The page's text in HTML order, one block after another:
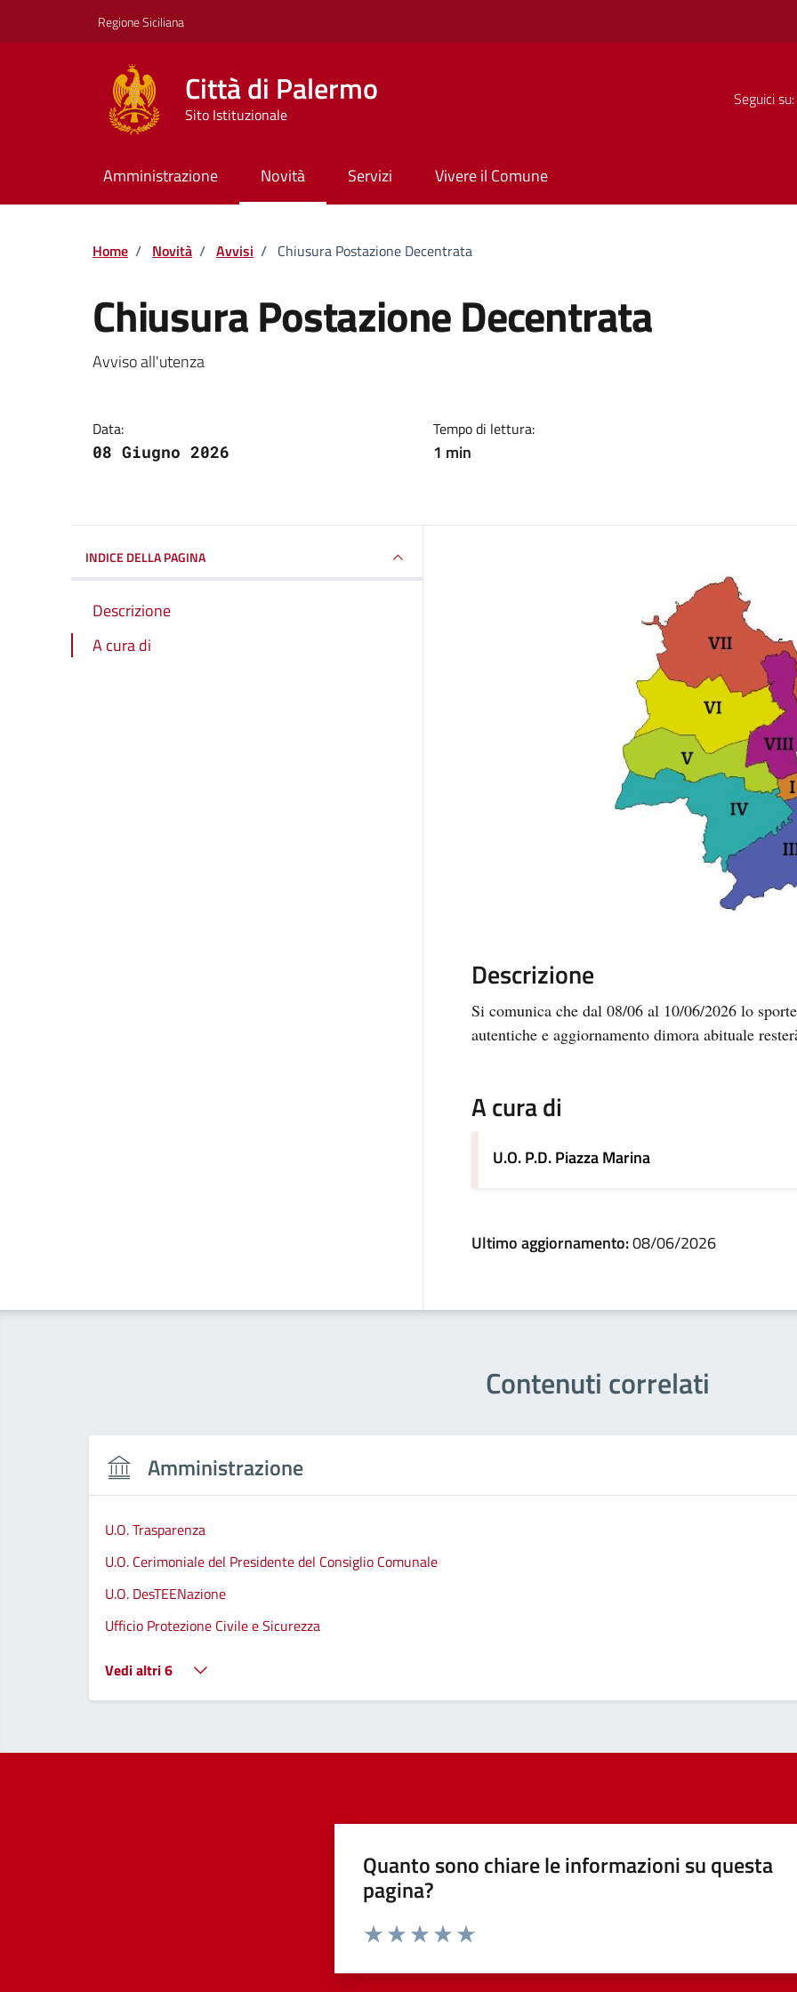
Regione Siciliana
Città di Palermo
Sito Istituzionale
Seguici su:
Amministrazione Novità Servizi Vivere il Comune
Home / Novità / Avvisi / Chiusura Postazione Decentrata
Chiusura Postazione Decentrata
Dettagli della notizia
Avviso all'utenza
Data:
08 Giugno 2026
Tempo di lettura:
1 min
INDICE DELLA PAGINA
Descrizione
A cura di
Descrizione
Si comunica che dal 08/06 al 10/06/2026 lo
autentiche e aggiornamento dimora abituale
A cura di
U.O. P.D. Piazza Marina
Ultimo aggiornamento:08/06/2026
Contenuti correlati
Amministrazione
U.O. Trasparenza
U.O. Cerimoniale del Presidente del Consiglio Comunale
U.O. DesTEENazione
Ufficio Protezione Civile e Sicurezza
Vedi altri 6
Quanto sono chiare le informazioni su questa
pagina?